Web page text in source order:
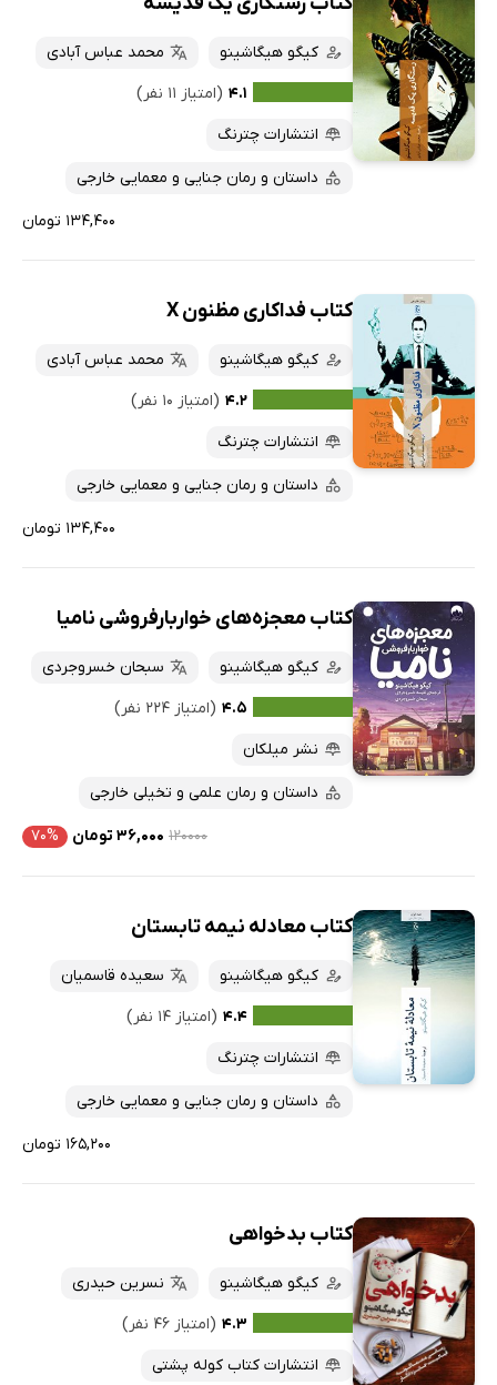
کیگو هیگاشینو
محمد عباس آبادی
۴.۱ (امتیاز ۱۱ نفر)
انتشارات چترنگ
داستان و رمان جنایی و معمایی خارجی
۱۳۴,۴۰۰ تومان
کتاب فداکاری مظنون X
کیگو هیگاشینو
محمد عباس آبادی
۴.۲ (امتیاز ۱۰ نفر)
انتشارات چترنگ
داستان و رمان جنایی و معمایی خارجی
۱۳۴,۴۰۰ تومان
کتاب معجزه‌های خواربارفروشی نامیا
کیگو هیگاشینو
سبحان خسروجردی
۴.۵ (امتیاز ۲۲۴ نفر)
نشر میلکان
داستان و رمان علمی و تخیلی خارجی
۱۲۰۰۰۰ ۳۶,۰۰۰ تومان ۷۰%
کتاب معادله نیمه تابستان
کیگو هیگاشینو
سعیده قاسمیان
۴.۴ (امتیاز ۱۴ نفر)
انتشارات چترنگ
داستان و رمان جنایی و معمایی خارجی
۱۶۵,۲۰۰ تومان
کتاب بدخواهی
کیگو هیگاشینو
نسرین حیدری
۴.۳ (امتیاز ۴۶ نفر)
انتشارات کتاب کوله پشتی